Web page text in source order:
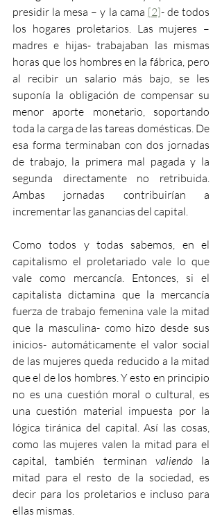
presidir la mesa – y la cama [2]- de todos
los hogares proletarios. Las mujeres –
madres e hijas- trabajaban las mismas
horas que los hombres en la fábrica, pero
al recibir un salario más bajo, se les
suponía la obligación de compensar su
menor aporte monetario, soportando
toda la carga de las tareas domésticas. De
esa forma terminaban con dos jornadas
de trabajo, la primera mal pagada y la
segunda directamente no retribuida.
Ambas jornadas contribuirían a
incrementar las ganancias del capital.
Como todos y todas sabemos, en el
capitalismo el proletariado vale lo que
vale como mercancía. Entonces, si el
capitalista dictamina que la mercancía
fuerza de trabajo femenina vale la mitad
que la masculina- como hizo desde sus
inicios- automáticamente el valor social
de las mujeres queda reducido a la mitad
que el de los hombres. Y esto en principio
no es una cuestión moral o cultural, es
una cuestión material impuesta por la
lógica tiránica del capital. Así las cosas,
como las mujeres valen la mitad para el
capital, también terminan valiendo la
mitad para el resto de la sociedad, es
decir para los proletarios e incluso para
ellas mismas.